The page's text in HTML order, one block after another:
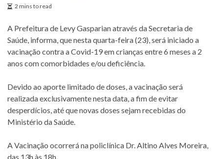
2 mins to read
A Prefeitura de Levy Gasparian através da Secretaria de
Saúde, informa, que nesta quarta-feira (23), será iniciado a
vacinação contra a Covid-19 em crianças entre 6 meses a 2
anos com comorbidades e/ou deficiência.
Devido ao aporte limitado de doses, a vacinação será
realizada exclusivamente nesta data, a fim de evitar
desperdícios, até que novas doses sejam recebidas do
Ministério da Saúde.
A Vacinação ocorrerá na policlínica Dr. Altino Alves Moreira,
das 13h às 18h.